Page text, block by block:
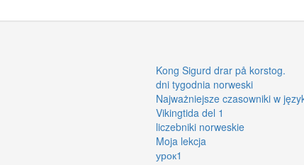
Kong Sigurd drar på korstog.
dni tygodnia norweski
Najważniejsze czasowniki w
Vikingtida del 1
liczebniki norweskie
Moja lekcja
урок1